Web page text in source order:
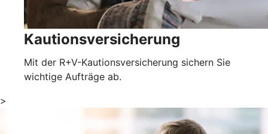
Kautionsversicherung
Mit der R+V-Kautionsversicherung sichern Sie
wichtige Aufträge ab.
>